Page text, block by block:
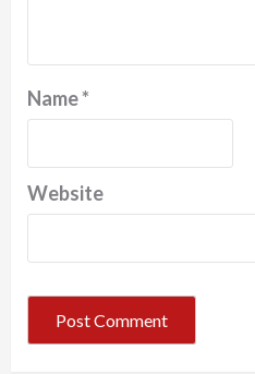
Name*
Website